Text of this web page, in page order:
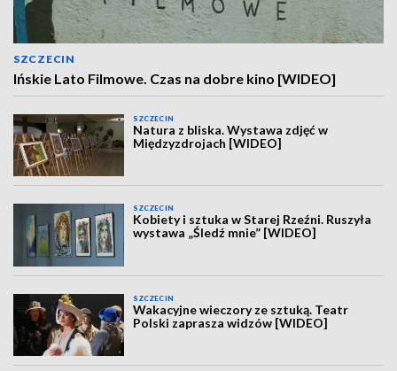
SZCZECIN
Ińskie Lato Filmowe. Czas na dobre kino [WIDEO]
SZCZECIN
Natura z bliska. Wystawa zdjęć w
Międzyzdrojach [WIDEO]
SZCZECIN
Kobiety i sztuka w Starej Rzeźni. Ruszyła
wystawa „Śledź mnie” [WIDEO]
SZCZECIN
Wakacyjne wieczory ze sztuką. Teatr
Polski zaprasza widzów [WIDEO]